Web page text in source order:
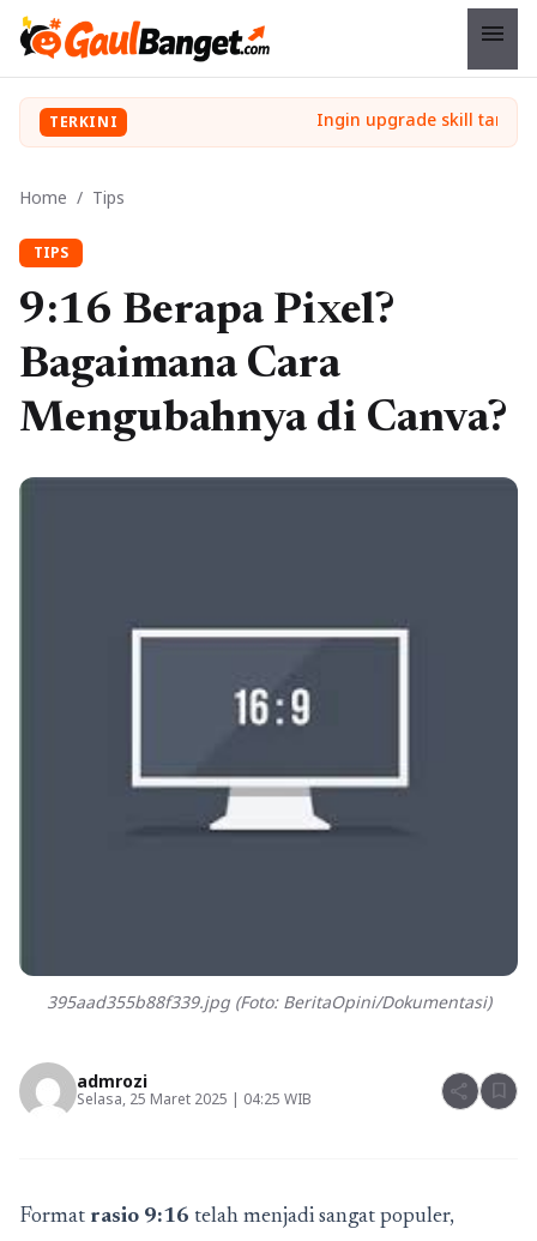
menu
TERKINI
Home / Tips
TIPS
9:16 Berapa Pixel?
Bagaimana Cara
Mengubahnya di Canva?
395aad355b88f339.jpg (Foto: BeritaOpini/Dokumentasi)
admrozi
Selasa, 25 Maret 2025 | 04:25 WIB share bookmark
Format rasio 9:16 telah menjadi sangat populer,